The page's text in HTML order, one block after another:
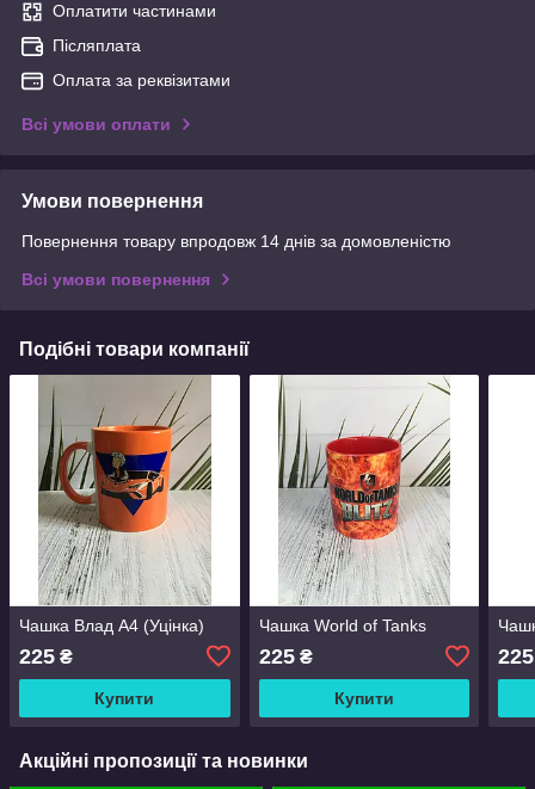
Оплатити частинами
Післяплата
Оплата за реквізитами
Всі умови оплати
Умови повернення
Повернення товару впродовж 14 днів за домовленістю
Всі умови повернення
Подібні товари компанії
Чашка Влад А4 (Уцінка)
225 ₴
Купити
Чашка World of Tanks
225₴
Купити
225
Акційні пропозиції та новинки